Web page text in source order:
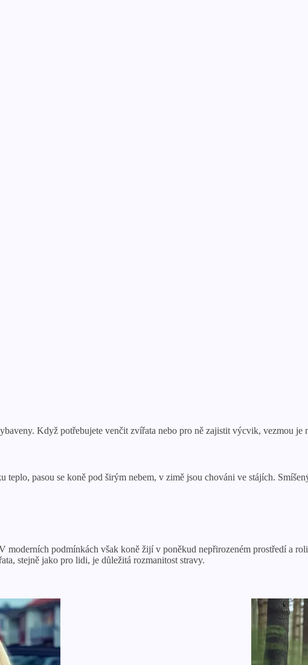
Když potřebujete venčit zvířata nebo pro ně zajistit výcvik, vezmou je
pasou se koně pod širým nebem, v zimě jsou chováni ve stájích.
moderních podmínkách však koně žijí v poněkud nepřirozeném prostředí a
stejně jako pro lidi, je důležitá rozmanitost stravy.